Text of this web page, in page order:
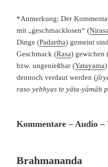
*Anmerkung: Der
mit „geschmacklosen“ (
Dinge (Padartha) gemeint
Geschmack (Rasa) gewichen
bzw. ungenießbar (Yatayama
dennoch verdaut werden (
raso yebhyas te yāta-yāmāḥ
Kommentare – Audio –
Brahmananda